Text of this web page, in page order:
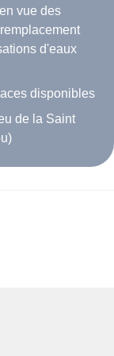
vue des
d'eaux
disponibles
de la Saint